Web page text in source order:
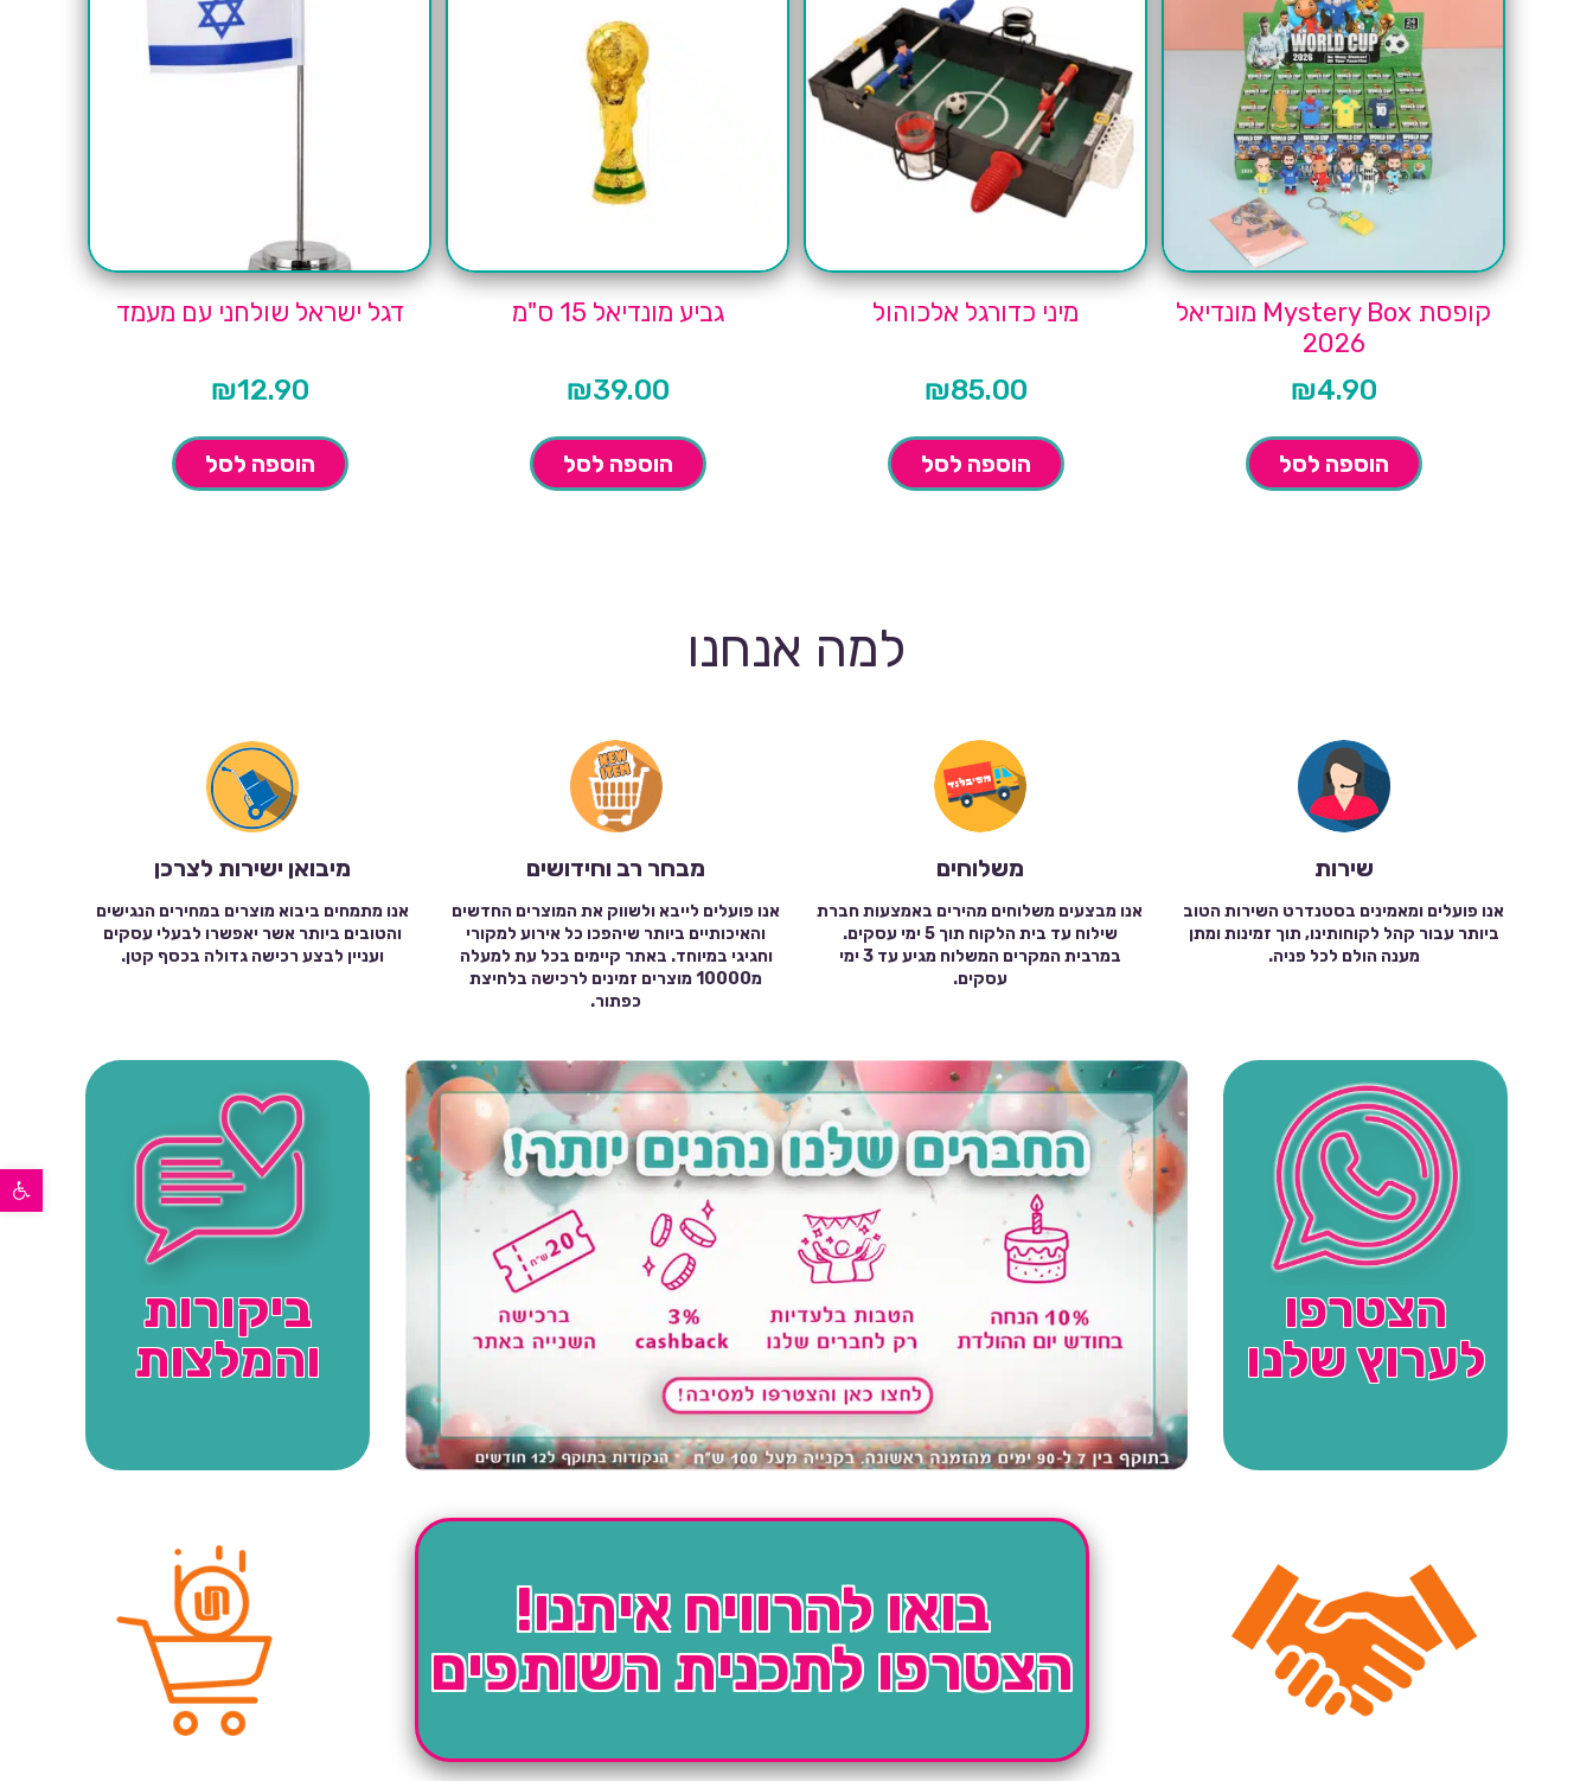
פתח סרגל נגישות
קופסת Mystery Box מונדיאל
2026
₪4.90
הוספה לסל
מיני כדורגל אלכוהול
₪85.00
הוספה לסל
גביע מונדיאל 15 ס"מ
₪39.00
הוספה לסל
דגל ישראל שולחני עם מעמד
₪12.90
הוספה לסל
למה אנחנו
שירות
אנו פועלים ומאמינים בסטנדרט השירות הטוב
ביותר עבור קהל לקוחותינו, תוך זמינות ומתן
מענה הולם לכל פניה.
משלוחים
אנו מבצעים משלוחים מהירים באמצעות חברת
שילוח עד בית הלקוח תוך 5 ימי עסקים.
במרבית המקרים המשלוח מגיע עד 3 ימי
עסקים.
מבחר רב וחידושים
אנו פועלים לייבא ולשווק את המוצרים החדשים
והאיכותיים ביותר שיהפכו כל אירוע למקורי
וחגיגי במיוחד. באתר קיימים בכל עת למעלה
מ10000 מוצרים זמינים לרכישה בלחיצת
כפתור.
מיבואן ישירות לצרכן
אנו מתמחים ביבוא מוצרים במחירים הנגישים
והטובים ביותר אשר יאפשרו לבעלי עסקים
ועניין לבצע רכישה גדולה בכסף קטן.
הצטרפו
לערוץ שלנו
ביקורות
והמלצות
בואו להרוויח איתנו!
הצטרפו לתכנית השותפים